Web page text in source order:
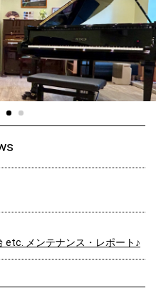
etc. メンテナンス・レポート♪
台メンテナンス！